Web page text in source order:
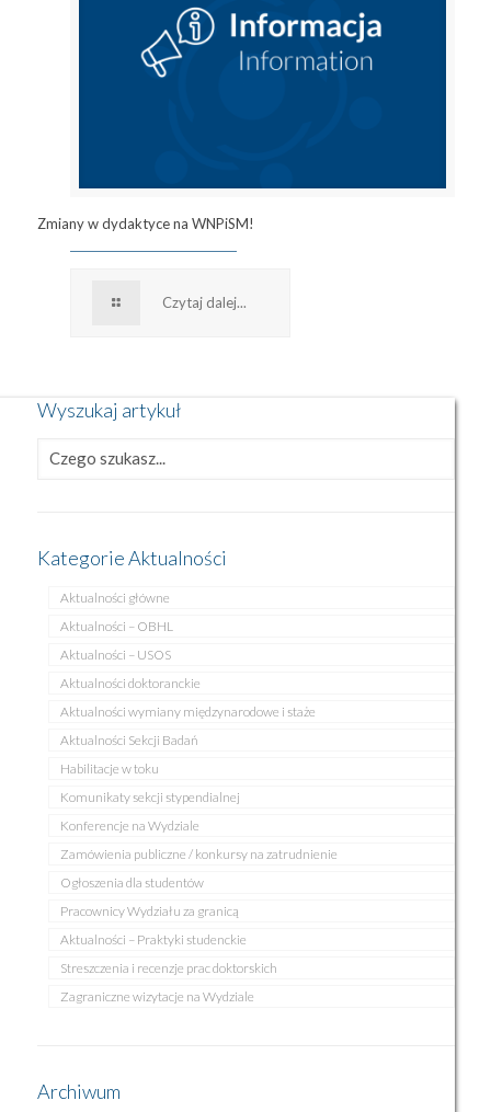
Zmiany w dydaktyce na WNPiSM!
Czytaj dalej...
Wyszukaj artykuł
Kategorie Aktualności
Aktualności główne
Aktualności – OBHL
Aktualności – USOS
Aktualności doktoranckie
Aktualności wymiany międzynarodowe i staże
Aktualności Sekcji Badań
Habilitacje w toku
Komunikaty sekcji stypendialnej
Konferencje na Wydziale
Zamówienia publiczne / konkursy na zatrudnienie
Ogłoszenia dla studentów
Pracownicy Wydziału za granicą
Aktualności – Praktyki studenckie
Streszczenia i recenzje prac doktorskich
Zagraniczne wizytacje na Wydziale
Archiwum